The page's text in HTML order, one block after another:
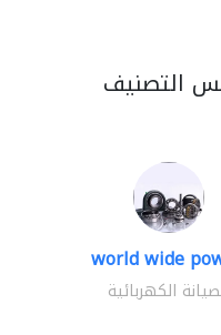
التصنيف
world wide
الكهربائية